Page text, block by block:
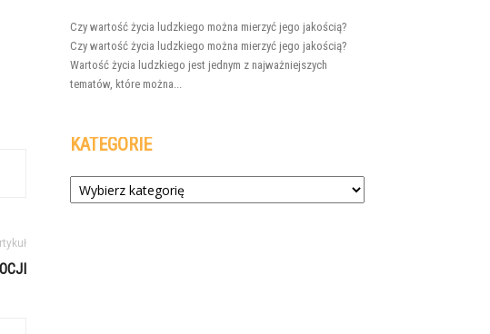
Czy wartość życia ludzkiego można mierzyć jego jakością?
Czy wartość życia ludzkiego można mierzyć jego jakością?
Wartość życia ludzkiego jest jednym z najważniejszych
tematów, które można...
KATEGORIE
Kategorie